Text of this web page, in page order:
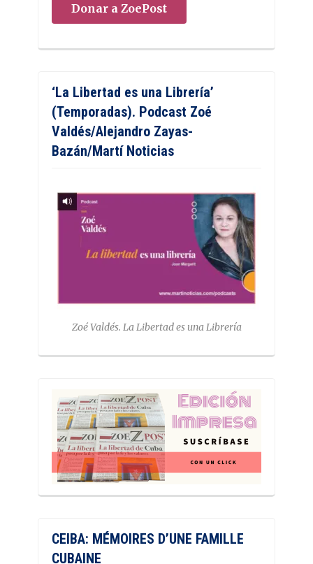
Donar a ZoePost
‘La Libertad es una Librería’
(Temporadas). Podcast Zoé
Valdés/Alejandro Zayas-
Bazán/Martí Noticias
Zoé Valdés. La Libertad es una Librería
CEIBA: MÉMOIRES D’UNE FAMILLE
CUBAINE